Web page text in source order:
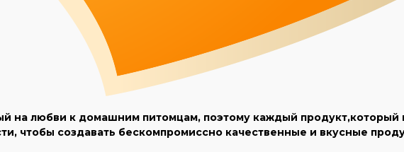
на любви к домашним питомцам, поэтому каждый продукт,который
чтобы создавать бескомпромиссно качественные и вкусные